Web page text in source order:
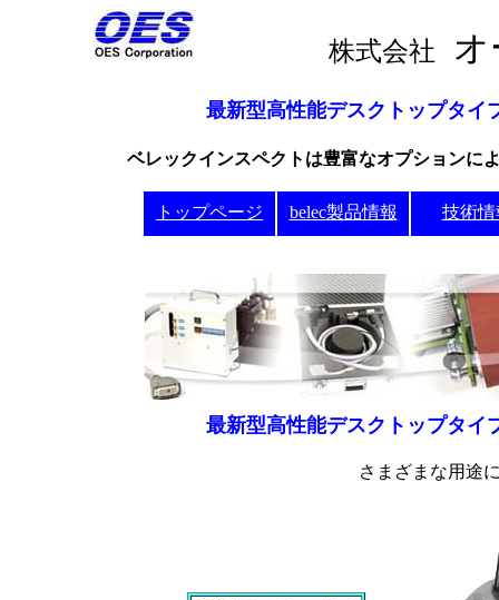
株式会社
最新型高性能デスクトップタイ
ベレックインスペクトは豊富なオプションに
トップページ belec製品情報 技術情
最新型高性能デスクトップタイ
さまざまな用途